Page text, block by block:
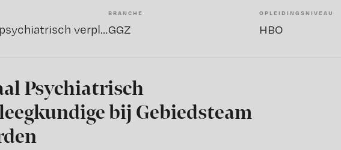
Sociaal psychiatrisch verpleegkundige
BRANCHE
GGZ
OPLEIDINGSNIVEAU
HBO
Psychiatrisch
bij Gebiedsteam